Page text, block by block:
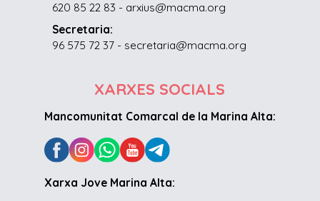
620 85 22 83 - arxius@macma.org
Secretaria:
96 575 72 37 - secretaria@macma.org
XARXES SOCIALS
Mancomunitat Comarcal de la Marina Alta:
Xarxa Jove Marina Alta: